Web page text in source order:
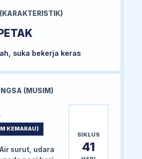
suka bekerja keras
(MUSIM)
KEMARAU)
Air surut, udara
SIKLUS
41